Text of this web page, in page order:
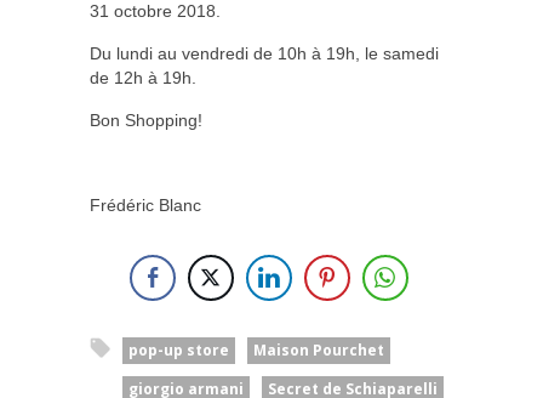
31 octobre 2018.
Du lundi au vendredi de 10h à 19h, le samedi
de 12h à 19h.
Bon Shopping!
Frédéric Blanc
pop-up store
Maison Pourchet
giorgio armani
Secret de Schiaparelli